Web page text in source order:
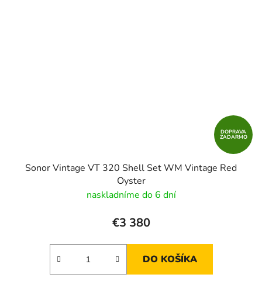
DOPRAVA
ZADARMO
Sonor Vintage VT 320 Shell Set WM Vintage Red
Oyster
naskladníme do 6 dní
€3 380
DO KOŠÍKA